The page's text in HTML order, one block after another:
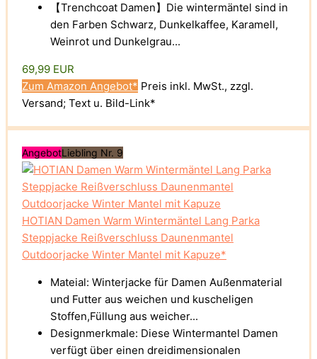
【Trenchcoat Damen】Die wintermäntel sind in
den Farben Schwarz, Dunkelkaffee, Karamell,
Weinrot und Dunkelgrau...
69,99 EUR
Zum Amazon Angebot* Preis inkl. MwSt., zzgl.
Versand; Text u. Bild-Link*
AngebotLiebling Nr. 9
HOTIAN Damen Warm Wintermäntel Lang Parka
Steppjacke Reißverschluss Daunenmantel
Outdoorjacke Winter Mantel mit Kapuze*
Mateial: Winterjacke für Damen Außenmaterial
und Futter aus weichen und kuscheligen
Stoffen,Füllung aus weicher...
Designmerkmale: Diese Wintermantel Damen
verfügt über einen dreidimensionalen